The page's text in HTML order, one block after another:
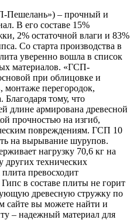
Пешелань») – прочный и
В его составе 15%
2% остаточной влаги и 83%
Со старта производства в
уверенно вошла в список
материалов. «ГСП-
при облицовке и
монтаже перегородок,
Благодаря тому, что
длине армирована древесной
прочностью на изгиб,
повреждениям. ГСП 10
на вырывание шурупов.
нагрузку 70,6 кг на
других технических
превосходит
в составе плиты не горит
древесную стружку по
сайте вы можете найти и
– надежный материал для